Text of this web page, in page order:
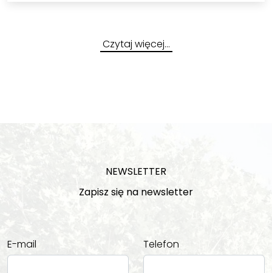
Czytaj więcej…
NEWSLETTER
Zapisz się na newsletter
E-mail Telefon